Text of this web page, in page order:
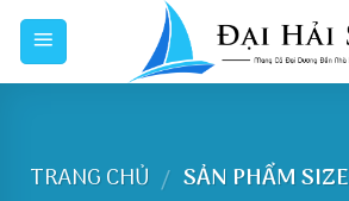
Skip
content
TRANG CHỦ / SẢN PHẨM SIZE